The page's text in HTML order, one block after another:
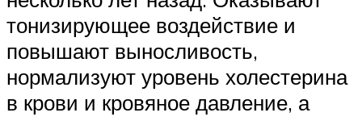
тонизирующее воздействие и
повышают выносливость,
нормализуют уровень холестерина
в крови и кровяное давление, а